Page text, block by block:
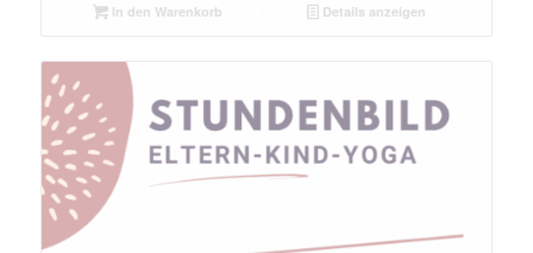
In den Warenkorb Details anzeigen